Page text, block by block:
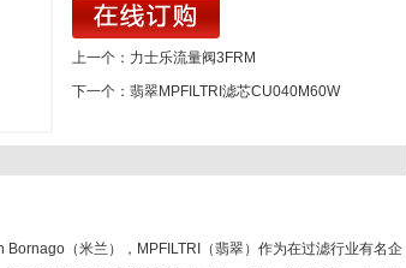
上一个： 力士乐流量阀3FRM
下一个： 翡翠MPFILTRI滤芯CU040M60W
（米兰），MPFILTRI（翡翠）作为在过滤行业有名企